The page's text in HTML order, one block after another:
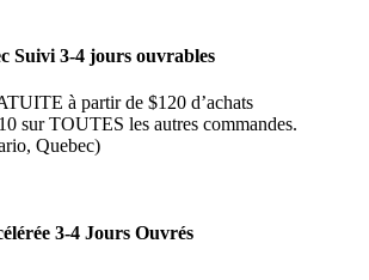
Suivi 3-4 jours ouvrables
à partir de $120 d’achats
sur TOUTES les autres commandes.
Quebec)
3-4 Jours Ouvrés